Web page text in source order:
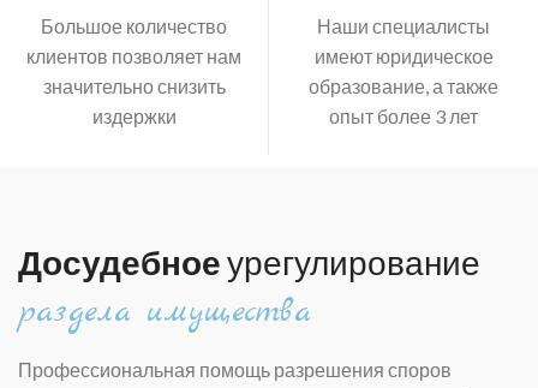
Большое количество
клиентов позволяет нам
значительно снизить
издержки
Наши специалисты
имеют юридическое
образование, а также
опыт более 3 лет
Досудебноеурегулирование
раздела имущества
Профессиональная помощь разрешения споров